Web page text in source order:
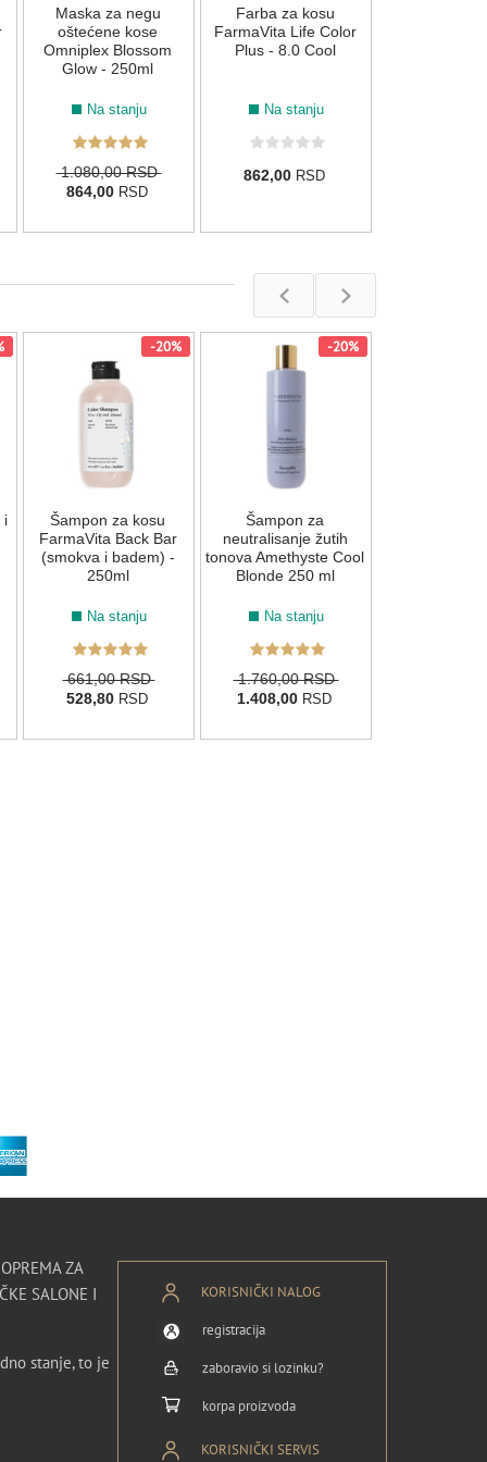
Maska za negu
oštećene kose
Omniplex Blossom
Glow - 250ml
Na stanju
1.080,00 RSD
864,00 RSD
Farba za kosu
FarmaVita Life Color
Plus - 8.0 Cool
Na stanju
862,00 RSD
i
-20%
Šampon za kosu
FarmaVita Back Bar
(smokva i badem) -
250ml
Na stanju
661,00 RSD
528,80 RSD
-20%
Šampon za
neutralisanje žutih
tonova Amethyste Cool
Blonde 250 ml
Na stanju
1.760,00 RSD
1.408,00 RSD
ZA
SALONE I
stanje, to je
KORISNIČKI NALOG
registracija
zaboravio si lozinku?
korpa proizvoda
KORISNIČKI SERVIS